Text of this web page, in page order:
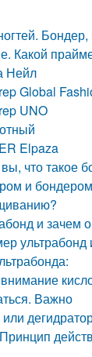
Какой
Нейл
Global
UNO
Elpaza
что такое
и
и зачем
ультрабонд
Важно